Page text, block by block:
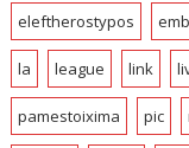
eleftherostypos
la league link
pamestoixima pic